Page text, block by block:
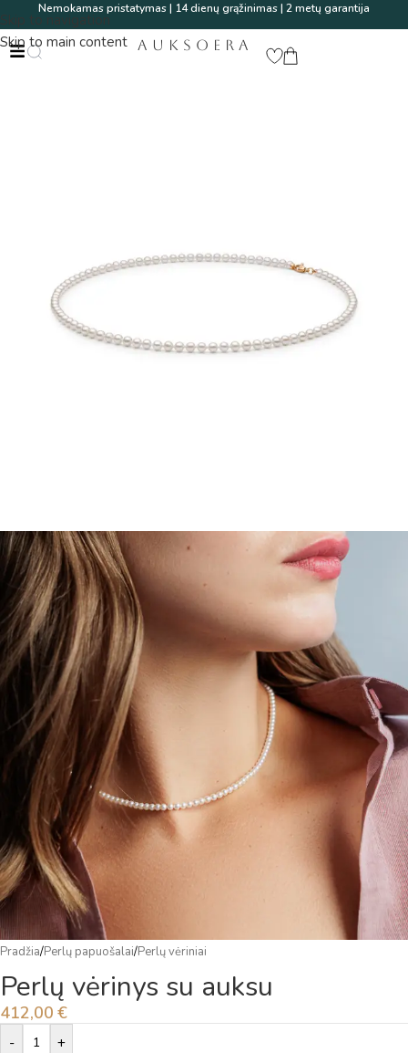
Skip to navigation
Skip to main content
Nemokamas pristatymas | 14 dienų grąžinimas | 2 metų garantija
AUKSOERA
Pradžia/Perlų papuošalai/Perlų vėriniai
Perlų vėrinys su auksu
412,00 €
- +
Alternative: